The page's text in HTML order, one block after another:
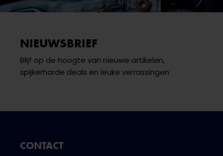
NIEUWSBRIEF
Blijf op de hoogte van nieuwe artikelen,
spijkerharde deals en leuke verrassingen
CONTACT